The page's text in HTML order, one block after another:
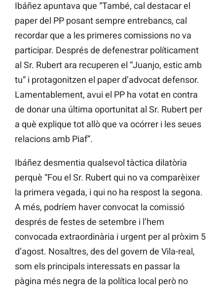
Ibáñez apuntava que “També, cal destacar el
paper del PP posant sempre entrebancs, cal
recordar que a les primeres comissions no va
participar. Després de defenestrar políticament
al Sr. Rubert ara recuperen el “Juanjo, estic amb
tu” i protagonitzen el paper d’advocat defensor.
Lamentablement, avui el PP ha votat en contra
de donar una última oportunitat al Sr. Rubert per
a què explique tot allò que va ocórrer i les seues
relacions amb Piaf”.
Ibáñez desmentia qualsevol tàctica dilatòria
perquè “Fou el Sr. Rubert qui no va comparèixer
la primera vegada, i qui no ha respost la segona.
A més, podríem haver convocat la comissió
després de festes de setembre i l’hem
convocada extraordinària i urgent per al pròxim 5
d’agost. Nosaltres, des del govern de Vila-real,
som els principals interessats en passar la
pàgina més negra de la política local però no